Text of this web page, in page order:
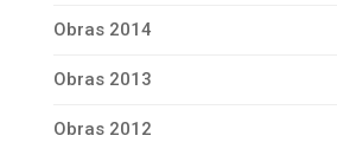
Obras 2014
Obras 2013
Obras 2012